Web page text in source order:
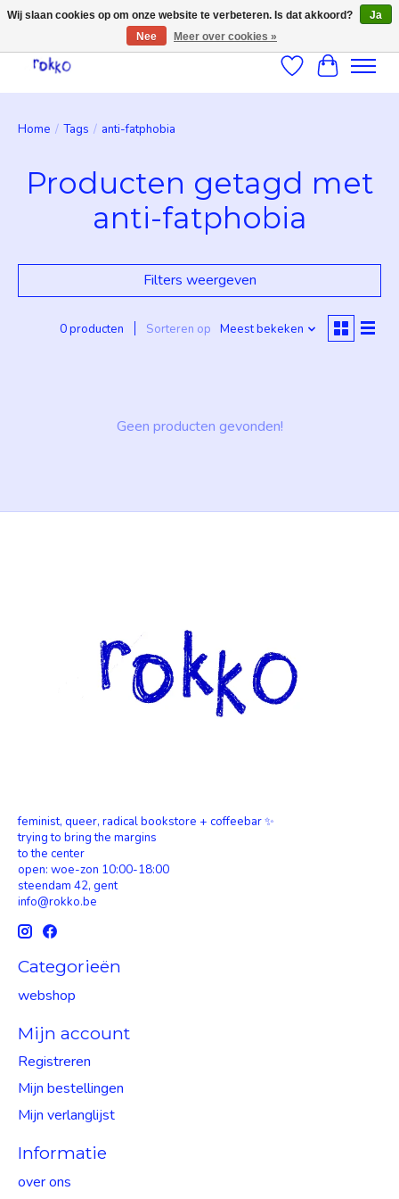
Verlanglijst
Home / Tags / anti-fatphobia
Producten getagd met
anti-fatphobia
Filters weergeven
0 producten Sorteren op Meest bekeken
Geen producten gevonden!
feminist, queer, radical bookstore + coffeebar ✨
trying to bring the margins
to the center
open: woe-zon 10:00-18:00
steendam 42, gent
info@rokko.be
Categorieën
webshop
Mijn account
Registreren
Mijn bestellingen
Mijn verlanglijst
Informatie
over ons
Wij slaan cookies op om onze website te verbeteren. Is dat akkoord?
Ja
Nee
Meer over cookies »